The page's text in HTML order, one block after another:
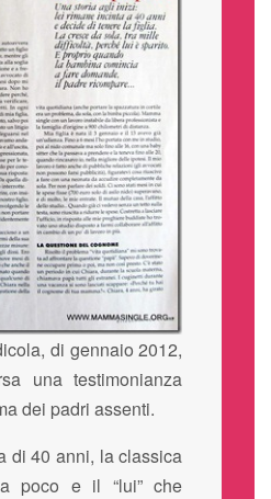
di gennaio 2012,
una testimonianza
dei padri assenti.
di 40 anni, la classica
poco e il “lui” che